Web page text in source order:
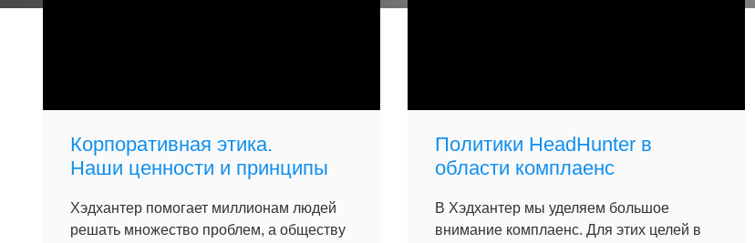
Корпоративная этика.
Наши ценности и принципы
Хэдхантер помогает миллионам людей
решать множество проблем, а обществу
Политики HeadHunter в
области комплаенс
В Хэдхантер мы уделяем большое
внимание комплаенс. Для этих целей в